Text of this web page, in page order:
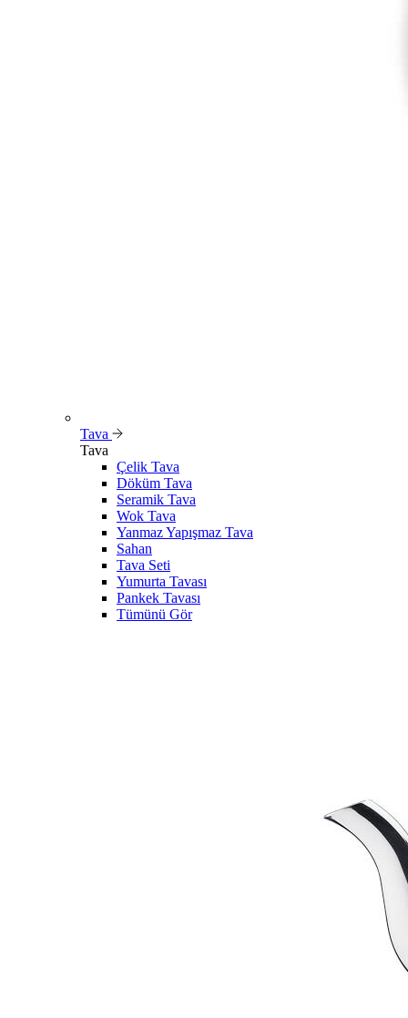
Tava
Tava
Çelik Tava
Döküm Tava
Seramik Tava
Wok Tava
Yanmaz Yapışmaz Tava
Sahan
Tava Seti
Yumurta Tavası
Pankek Tavası
Tümünü Gör